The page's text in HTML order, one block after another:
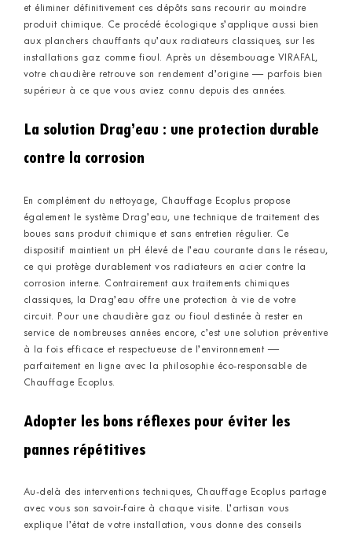
et éliminer définitivement ces dépôts sans recourir au moindre
produit chimique. Ce procédé écologique s’applique aussi bien
aux planchers chauffants qu’aux radiateurs classiques, sur les
installations gaz comme fioul. Après un désembouage VIRAFAL,
votre chaudière retrouve son rendement d’origine — parfois bien
supérieur à ce que vous aviez connu depuis des années.
La solution Drag’eau : une protection durable
contre la corrosion
En complément du nettoyage, Chauffage Ecoplus propose
également le système Drag’eau, une technique de traitement des
boues sans produit chimique et sans entretien régulier. Ce
dispositif maintient un pH élevé de l’eau courante dans le réseau,
ce qui protège durablement vos radiateurs en acier contre la
corrosion interne. Contrairement aux traitements chimiques
classiques, la Drag’eau offre une protection à vie de votre
circuit. Pour une chaudière gaz ou fioul destinée à rester en
service de nombreuses années encore, c’est une solution préventive
à la fois efficace et respectueuse de l’environnement —
parfaitement en ligne avec la philosophie éco-responsable de
Chauffage Ecoplus.
Adopter les bons réflexes pour éviter les
pannes répétitives
Au-delà des interventions techniques, Chauffage Ecoplus partage
avec vous son savoir-faire à chaque visite. L’artisan vous
explique l’état de votre installation, vous donne des conseils